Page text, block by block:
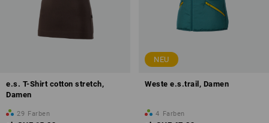
e.s. T-Shirt cotton stretch,
Damen
29 Farben
NEU
Weste e.s.trail, Damen
4 Farben